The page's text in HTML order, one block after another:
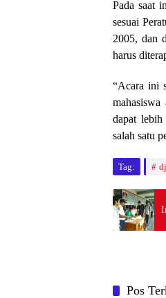
Pada saat
sesuai
2005, dan
harus
“Acara ini
dapat
salah satu
Tag:
Pos